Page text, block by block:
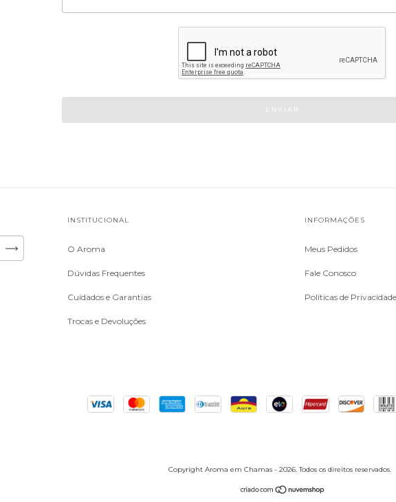
ENVIAR
INSTITUCIONAL
O Aroma
Dúvidas Frequentes
Cuidados e Garantias
Trocas e Devoluções
INFORMAÇÕES
Meus Pedidos
Fale Conosco
Políticas de Privacidade
Copyright Aroma em Chamas - 2026. Todos os direitos reservados.